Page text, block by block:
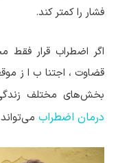
فشار را کمتر کند.
اگر اضطراب قرار
قضاوت، اجتناب از
بخش‌های مختلف
درمان اضطراب